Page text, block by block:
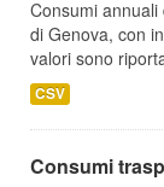
Consumi
di Genova, con
valori sono
CSV
Consumi